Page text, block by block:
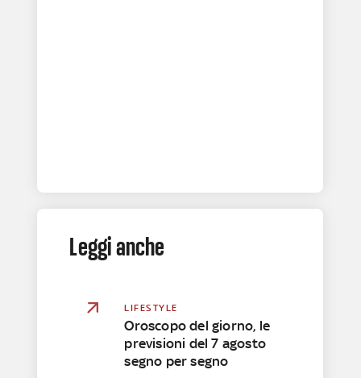
Leggi anche
LIFESTYLE
Oroscopo del giorno, le
previsioni del 7 agosto
segno per segno